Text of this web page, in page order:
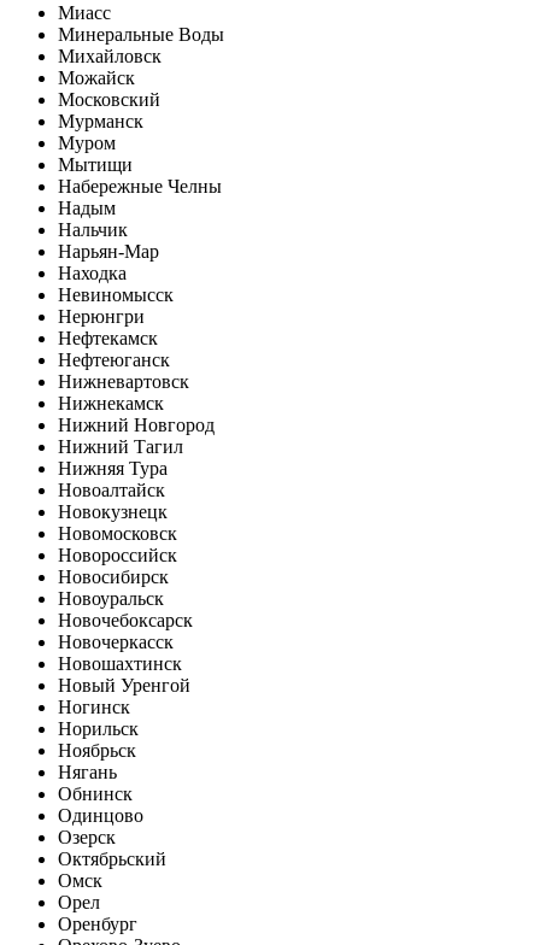
Миасс
Минеральные Воды
Михайловск
Можайск
Московский
Мурманск
Муром
Мытищи
Набережные Челны
Надым
Нальчик
Нарьян-Мар
Находка
Невиномысск
Нерюнгри
Нефтекамск
Нефтеюганск
Нижневартовск
Нижнекамск
Нижний Новгород
Нижний Тагил
Нижняя Тура
Новоалтайск
Новокузнецк
Новомосковск
Новороссийск
Новосибирск
Новоуральск
Новочебоксарск
Новочеркасск
Новошахтинск
Новый Уренгой
Ногинск
Норильск
Ноябрьск
Нягань
Обнинск
Одинцово
Озерск
Октябрьский
Омск
Орел
Оренбург